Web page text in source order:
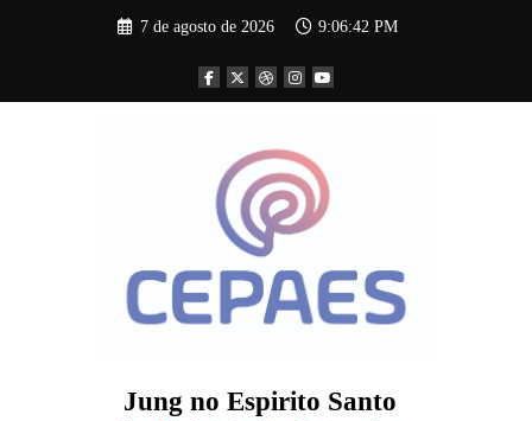
7 de agosto de 2026 9:06:43 PM
Jung no Espirito Santo